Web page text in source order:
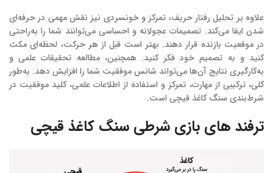
علاوه بر تحلیل رفتار حریف، تمرکز و خونسردی نیز نقش مهمی در حرفه‌ای
شدن ایفا می‌کند. تصمیمات عجولانه و احساسی می‌توانند شما را به‌راحتی
در موقعیت بازنده قرار دهند. بهتر است قبل از هر حرکت، لحظه‌ای مکث
کنید و به تصمیم خود فکر کنید. همچنین، مطالعه تحقیقات علمی و
به‌کارگیری نتایج آن‌ها می‌تواند شانس موفقیت شما را افزایش دهد. به‌طور
کلی، ترکیبی از مهارت، تمرکز و استفاده از اطلاعات علمی، کلید موفقیت در
شرط‌بندی سنگ کاغذ قیچی است.
ترفند های بازی شرطی سنگ کاغذ قیچی